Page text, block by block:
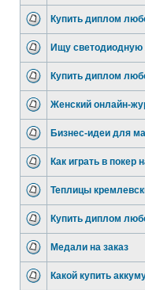
Купить диплом
Ищу светодиодную
Купить диплом
Женский онлайн-
Бизнес-идеи для
Как играть в покер
Теплицы
Купить диплом
Медали на заказ
Какой купить